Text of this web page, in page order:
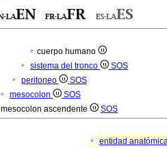
cuerpo humano
sistema del tronco
SOS
peritoneo
SOS
mesocolon
SOS
mesocolon ascendente SOS
entidad